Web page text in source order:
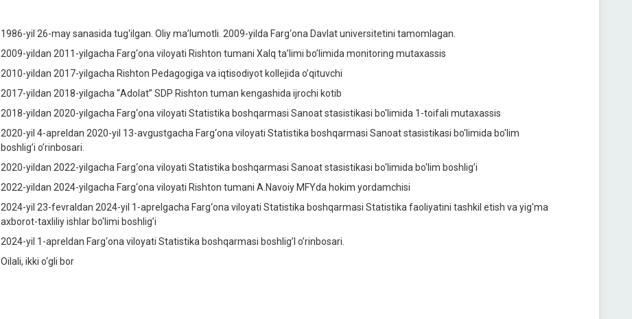
1986-yil 26-may sanasida tug‘ilgаn. Oliy mа’lumotli. 2009-yilda Farg‘ona Davlat universitetini tamomlagan.
2009-yildаn 2011-yilgаchа Farg‘ona viloyati Rishton tumani Xalq ta’limi bo’limida monitoring mutaxassis
2010-yildаn 2017-yilgаchа Rishton Pedagogiga va iqtisodiyot kollejida o’qituvchi
2017-yildаn 2018-yilgаchа “Adolat” SDP Rishton tuman kengashida ijrochi kotib
2018-yildаn 2020-yilgаchа Farg‘ona viloyati Statistika boshqarmasi Sanoat stasistikasi bo'limida 1-toifali mutaxassis
2020-yil 4-apreldаn 2020-yil 13-avgustgаchа Farg‘ona viloyati Statistika boshqarmasi Sanoat stasistikasi bo'limida bo'lim
boshlig’i o’rinbosari.
2020-yildаn 2022-yilgаchа Farg‘ona viloyati Statistika boshqarmasi Sanoat stasistikasi bo'limida bo'lim boshlig’i
2022-yildаn 2024-yilgаchа Farg‘ona viloyati Rishton tumani A.Navoiy MFYda hokim yordamchisi
2024-yil 23-fevraldаn 2024-yil 1-aprelgаchа Farg‘ona viloyati Statistika boshqarmasi Statistika faoliyatini tashkil etish va yig'ma
axborot-taxliliy ishlar bo'limi boshlig’i
2024-yil 1-apreldan Farg‘ona viloyati Statistika boshqarmasi boshlig’I o’rinbosari.
Oilali, ikki o‘gli bor